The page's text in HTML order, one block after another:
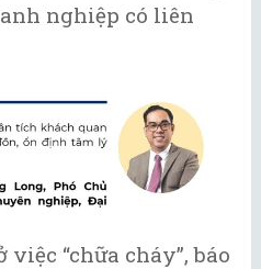
nghiệp có liên
“chữa cháy”, báo